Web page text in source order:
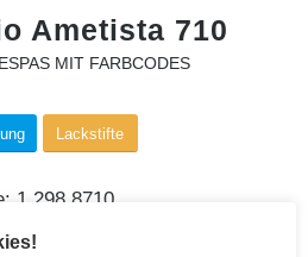
Ametista 710
MIT FARBCODES
Lackstifte
1.298.8710